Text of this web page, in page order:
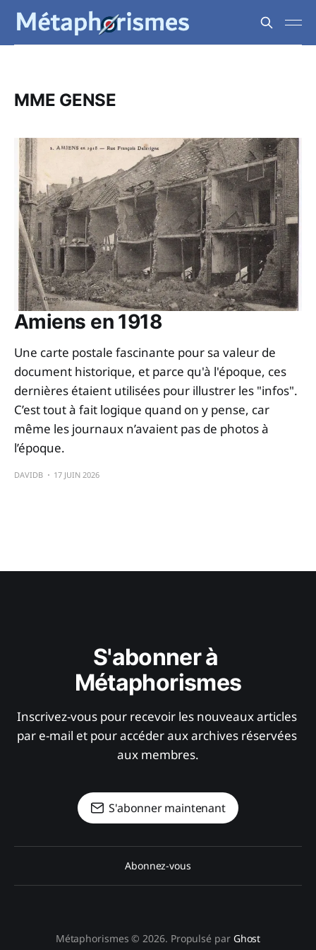
MME GENSE
Amiens en 1918
Une carte postale fascinante pour sa valeur de
document historique, et parce qu'à l'époque, ces
dernières étaient utilisées pour illustrer les "infos".
C’est tout à fait logique quand on y pense, car
même les journaux n’avaient pas de photos à
l’époque.
DAVIDB 17 JUIN 2026
S'abonner à
Métaphorismes
Inscrivez-vous pour recevoir les nouveaux articles
par e-mail et pour accéder aux archives réservées
aux membres.
S'abonner maintenant
Abonnez-vous
Métaphorismes © 2026. Propulsé par Ghost